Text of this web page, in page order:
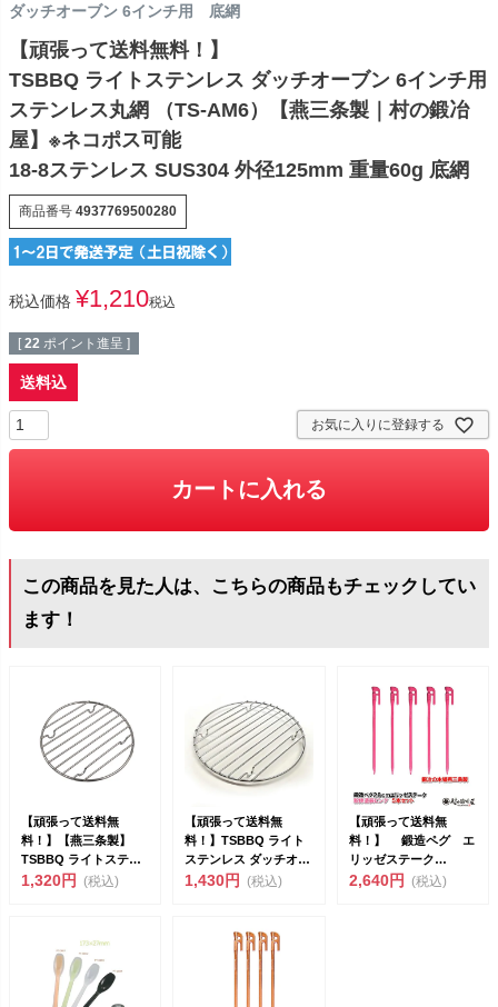
ダッチオーブン 6インチ用 底網
【頑張って送料無料！】
TSBBQ ライトステンレス ダッチオーブン 6インチ用
ステンレス丸網 （TS-AM6）【燕三条製｜村の鍛冶
屋】※ネコポス可能
18-8ステンレス SUS304 外径125mm 重量60g 底網
商品番号 4937769500280
税込価格 ¥1,210税込
[ 22 ポイント進呈 ]
送料込
お気に入りに登録する
カートに入れる
この商品を見た人は、こちらの商品もチェックしてい
ます！
【頑張って送料無
料！】【燕三条製】
TSBBQ ライトステン
レス ダッチオーブン 8
1,320円 (税込)
【頑張って送料無
料！】TSBBQ ライト
ステンレス ダッチオー
ブン 10インチ用ステ...
1,430円 (税込)
【頑張って送料無
料！】 鍛造ペグ エ
リッゼステーク
28cm 5本セット
2,640円 (税込)